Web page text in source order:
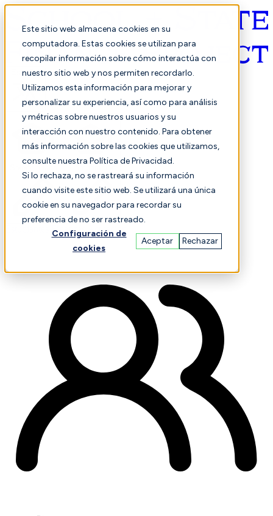
Este sitio web almacena cookies en su
computadora. Estas cookies se utilizan para
recopilar información sobre cómo interactúa con
nuestro sitio web y nos permiten recordarlo.
Utilizamos esta información para mejorar y
personalizar su experiencia, así como para análisis
y métricas sobre nuestros usuarios y su
interacción con nuestro contenido. Para obtener
más información sobre las cookies que utilizamos,
consulte nuestra Política de Privacidad.
Si lo rechaza, no se rastreará su información
cuando visite este sitio web. Se utilizará una única
cookie en su navegador para recordar su
preferencia de no ser rastreado.
Configuración de
cookies
Aceptar Rechazar
Español
Finanzas Actuación